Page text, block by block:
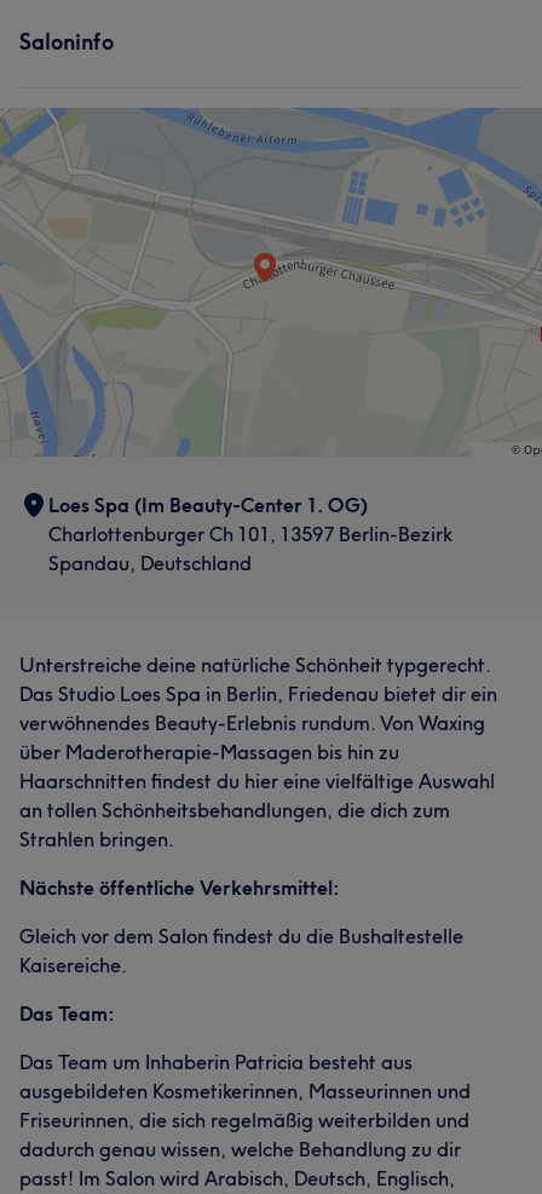
Gesicht Massage Haarentfernung
Saloninfo
Loes Spa (Im Beauty-Center 1. OG)
Charlottenburger Ch 101, 13597 Berlin-Bezirk
Spandau, Deutschland
Unterstreiche deine natürliche Schönheit typgerecht.
Das Studio Loes Spa in Berlin, Friedenau bietet dir ein
verwöhnendes Beauty-Erlebnis rundum. Von Waxing
über Maderotherapie-Massagen bis hin zu
Haarschnitten findest du hier eine vielfältige Auswahl
an tollen Schönheitsbehandlungen, die dich zum
Strahlen bringen.
Nächste öffentliche Verkehrsmittel:
Gleich vor dem Salon findest du die Bushaltestelle
Kaisereiche.
Das Team:
Das Team um Inhaberin Patricia besteht aus
ausgebildeten Kosmetikerinnen, Masseurinnen und
Friseurinnen, die sich regelmäßig weiterbilden und
dadurch genau wissen, welche Behandlung zu dir
passt! Im Salon wird Arabisch, Deutsch, Englisch,